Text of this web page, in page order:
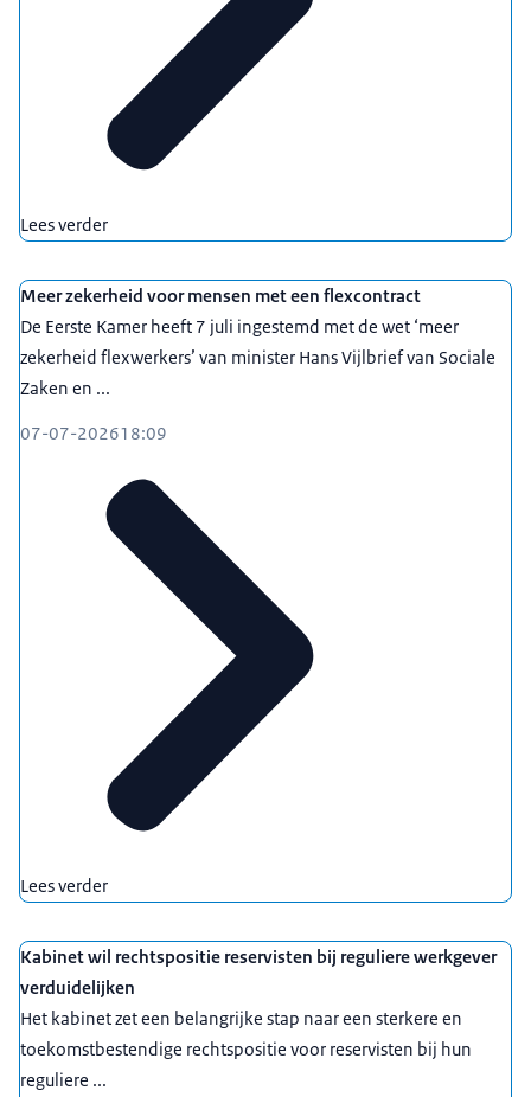
Lees verder
Meer zekerheid voor mensen met een flexcontract
De Eerste Kamer heeft 7 juli ingestemd met de wet ‘meer
zekerheid flexwerkers’ van minister Hans Vijlbrief van Sociale
Zaken en ...
07-07-202618:09
Lees verder
Kabinet wil rechtspositie reservisten bij reguliere werkgever
verduidelijken
Het kabinet zet een belangrijke stap naar een sterkere en
toekomstbestendige rechtspositie voor reservisten bij hun
reguliere ...